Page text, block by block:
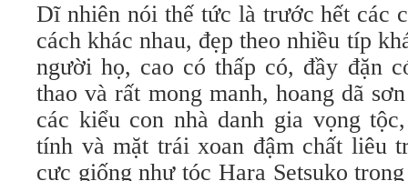
Dĩ nhiên nói thế tức là trước hết các
cách khác nhau, đẹp theo nhiều típ
người họ, cao có thấp có, đầy đặn
thao và rất mong manh, hoang dã
các kiểu con nhà danh gia vọng
tính và mặt trái xoan đậm chất liêu
cực giống như tóc Hara Setsuko